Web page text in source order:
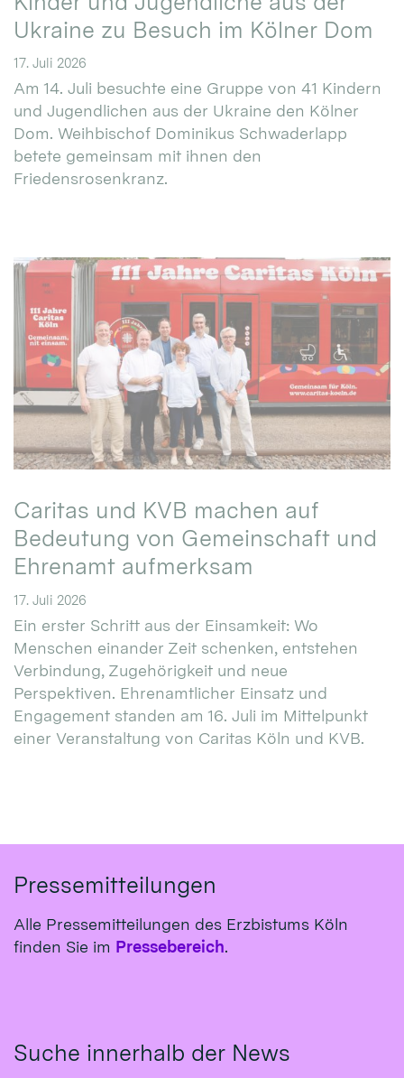
Ukraine zu Besuch im Kölner Dom
17. Juli 2026
Am 14. Juli besuchte eine Gruppe von 41 Kindern
und Jugendlichen aus der Ukraine den Kölner
Dom. Weihbischof Dominikus Schwaderlapp
betete gemeinsam mit ihnen den
Friedensrosenkranz.
Caritas und KVB machen auf
Bedeutung von Gemeinschaft und
Ehrenamt aufmerksam
17. Juli 2026
Ein erster Schritt aus der Einsamkeit: Wo
Menschen einander Zeit schenken, entstehen
Verbindung, Zugehörigkeit und neue
Perspektiven. Ehrenamtlicher Einsatz und
Engagement standen am 16. Juli im Mittelpunkt
einer Veranstaltung von Caritas Köln und KVB.
Pressemitteilungen
Alle Pressemitteilungen des Erzbistums Köln
finden Sie im Pressebereich.
Suche innerhalb der News